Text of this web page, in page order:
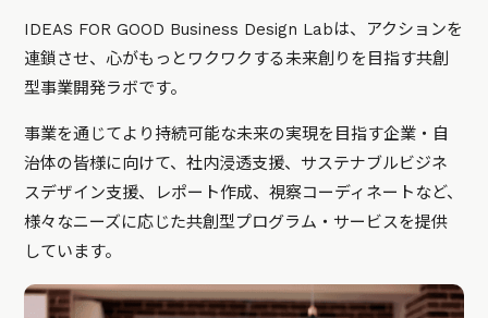
IDEAS FOR GOOD Business Design Labは、アクションを
連鎖させ、心がもっとワクワクする未来創りを目指す共創
型事業開発ラボです。
事業を通じてより持続可能な未来の実現を目指す企業・自
治体の皆様に向けて、社内浸透支援、サステナブルビジネ
スデザイン支援、レポート作成、視察コーディネートなど、
様々なニーズに応じた共創型プログラム・サービスを提供
しています。